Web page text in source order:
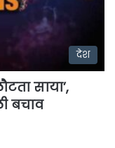
देश
साया’,
बचाव